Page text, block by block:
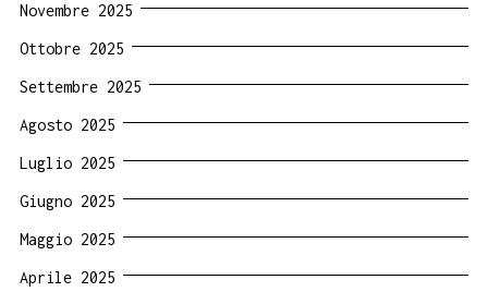
Novembre 2025
Ottobre 2025
Settembre 2025
Agosto 2025
Luglio 2025
Giugno 2025
Maggio 2025
Aprile 2025